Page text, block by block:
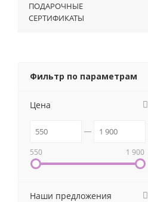
ПОДАРОЧНЫЕ
СЕРТИФИКАТЫ
Фильтр по параметрам
Цена
550 1 900
Наши предложения